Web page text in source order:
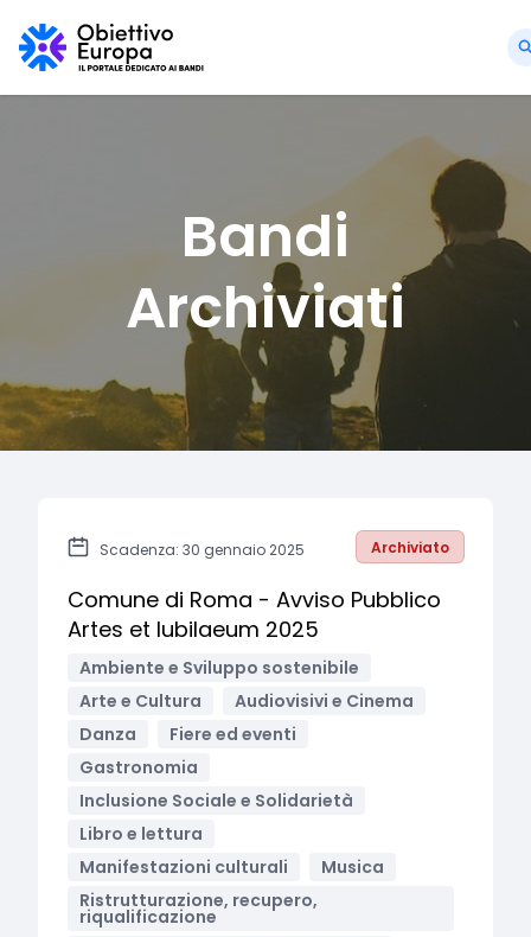
Bandi
Archiviati
Scadenza: 30 gennaio 2025 Archiviato
Comune di Roma - Avviso Pubblico
Artes et Iubilaeum 2025
Ambiente e Sviluppo sostenibile
Arte e Cultura
Audiovisivi e Cinema
Danza
Fiere ed eventi
Gastronomia
Inclusione Sociale e Solidarietà
Libro e lettura
Manifestazioni culturali
Musica
Ristrutturazione, recupero,
riqualificazione